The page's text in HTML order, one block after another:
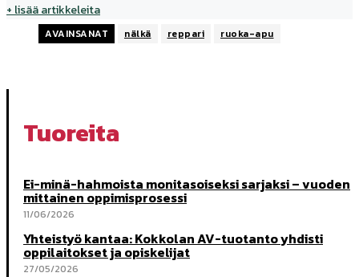
+ lisää artikkeleita
AVAINSANAT nälkä reppari ruoka-apu
Tuoreita
Ei-minä-hahmoista monitasoiseksi sarjaksi – vuoden
mittainen oppimisprosessi
11/06/2026
Yhteistyö kantaa: Kokkolan AV-tuotanto yhdisti
oppilaitokset ja opiskelijat
27/05/2026